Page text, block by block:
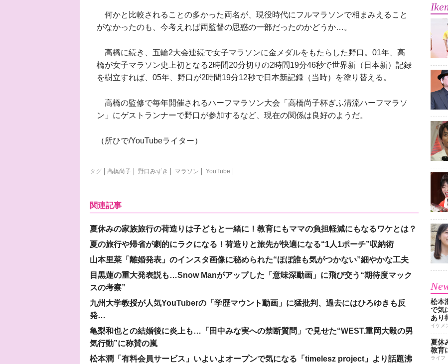
何かと比較されることの多かった両名が、現役時代にフルマラソンで相まみえること
がなかったのも、今考えれば両監督の思惑の一部だったのかどうか…。
高橋に続き、五輪2大会連続で女子マラソンに金メダルをもたらした野口。01年、高
橋が女子マラソン史上初となる2時間20分切りの2時間19分46秒で世界新（日本新）記録
を樹立すれば、05年、野口が2時間19分12秒で日本新記録（当時）を塗り替える。
高橋の監修で毎年開催されるハーフマラソン大会「高橋尚子杯ぎふ清流ハーフマラソ
ン」にゲストランナーで野口が参加するなど、現在の関係は良好のようだ。
（所ひで/YouTubeライター）
タグ 高橋尚子 野口みずき マラソン YouTube
関連記事
夏休みの家族旅行の荷造りは子どもと一緒に！教育にもママの負担軽減にもなるワケとは？
夏の旅行や帰省が劇的にラクになる！荷造りと旅先が快適になる“1人1ポーチ”収納術
山本里菜「離婚発表」のインスタ画像に秘められた“ほぼ誰も気がつかない”細やかな工夫
目黒蓮の重大発表説も…Snow Manがアップした「意味深動画」に飛び交う“期待度マック
スの考察”
九州大学教授が人気YouTuberの「学歴マウント動画」に猛批判、過去にはひろゆきも反
発…
亀梨和也との結婚後に炎上も…「田中みな実への禁断質問」で見せた“WEST.重岡大毅の男
気行動”に称賛の嵐
松本潤「有料会員サービス」いよいよオープンで気になる「timelesz project」より話題沸
松本
で気
あり
イケメ
夏休
教育
ライフ